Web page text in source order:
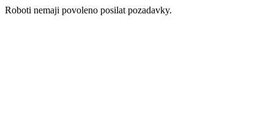
Roboti nemaji povoleno posilat pozadavky.